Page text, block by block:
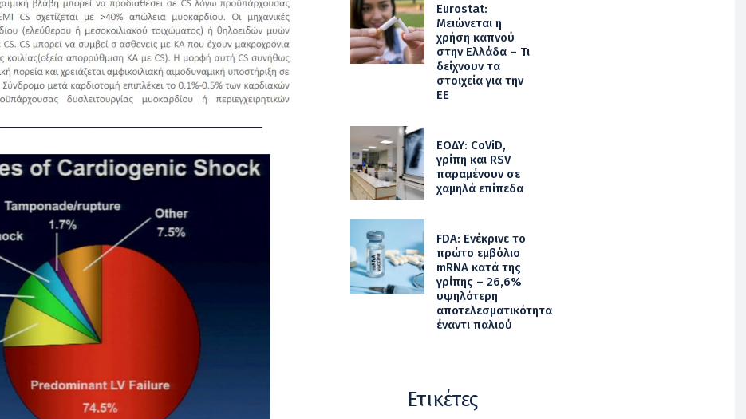
Eurostat:
Μειώνεται η
χρήση καπνού
στην Ελλάδα – Τι
δείχνουν τα
στοιχεία για την
ΕΕ
ΕΟΔΥ: CoViD,
γρίπη και RSV
παραμένουν σε
χαμηλά επίπεδα
FDA: Ενέκρινε το
πρώτο εμβόλιο
mRNA κατά της
γρίπης – 26,6%
υψηλότερη
αποτελεσματικότητα
έναντι παλιού
Ετικέτες